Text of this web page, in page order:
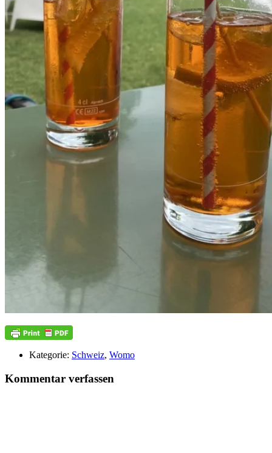
Kategorie: Schweiz, Womo
Kommentar verfassen